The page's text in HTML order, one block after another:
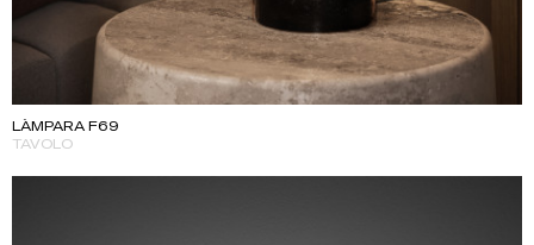
LÀMPARA F69
TAVOLO